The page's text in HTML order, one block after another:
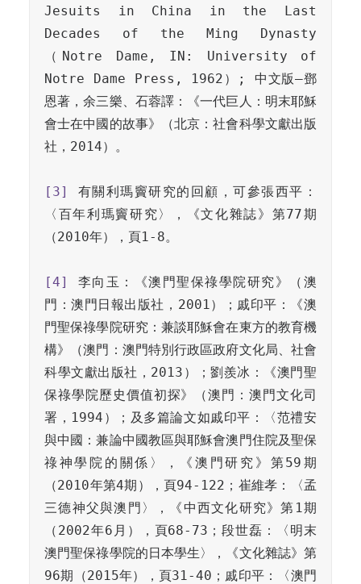
Jesuits in China in the Last
Decades of the Ming Dynasty
（Notre Dame, IN: University of
Notre Dame Press, 1962）; 中文版–鄧
恩著，余三樂、石蓉譯：《一代巨人：明末耶穌
會士在中國的故事》（北京：社會科學文獻出版
社，2014）。
[3]
有關利瑪竇研究的回顧，可參張西平：
〈百年利瑪竇研究〉，《文化雜誌》第77期
（2010年），頁1-8。
[4]
李向玉：《澳門聖保祿學院研究》（澳
門：澳門日報出版社，2001）；戚印平：《澳
門聖保祿學院研究：兼談耶穌會在東方的教育機
構》（澳門：澳門特別行政區政府文化局、社會
科學文獻出版社，2013）；劉羨冰：《澳門聖
保祿學院歷史價值初探》（澳門：澳門文化司
署，1994）；及多篇論文如戚印平：〈范禮安
與中國：兼論中國教區與耶穌會澳門住院及聖保
祿神學院的關係〉，《澳門研究》第59期
（2010年第4期），頁94-122；崔維孝：〈孟
三德神父與澳門〉，《中西文化研究》第1期
（2002年6月），頁68-73；段世磊：〈明末
澳門聖保祿學院的日本學生〉，《文化雜誌》第
96期（2015年），頁31-40；戚印平：〈澳門